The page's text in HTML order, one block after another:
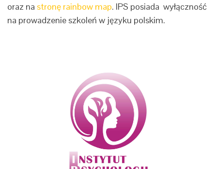
oraz na stronę rainbow map. IPS posiada wyłączność
na prowadzenie szkoleń w języku polskim.